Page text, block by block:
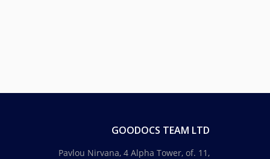
GOODOCS TEAM LTD
Pavlou Nirvana, 4 Alpha Tower, of. 11,